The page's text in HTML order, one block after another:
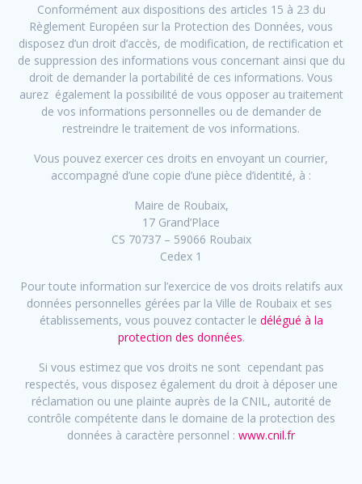
Conformément aux dispositions des articles 15 à 23 du
Règlement Européen sur la Protection des Données, vous
disposez d’un droit d’accès, de modification, de rectification et
de suppression des informations vous concernant ainsi que du
droit de demander la portabilité de ces informations. Vous
aurez également la possibilité de vous opposer au traitement
de vos informations personnelles ou de demander de
restreindre le traitement de vos informations.
Vous pouvez exercer ces droits en envoyant un courrier,
accompagné d’une copie d’une pièce d’identité, à :
Maire de Roubaix,
17 Grand’Place
CS 70737 – 59066 Roubaix
Cedex 1
Pour toute information sur l’exercice de vos droits relatifs aux
données personnelles gérées par la Ville de Roubaix et ses
établissements, vous pouvez contacter le délégué à la
protection des données.
Si vous estimez que vos droits ne sont cependant pas
respectés, vous disposez également du droit à déposer une
réclamation ou une plainte auprès de la CNIL, autorité de
contrôle compétente dans le domaine de la protection des
données à caractère personnel : www.cnil.fr